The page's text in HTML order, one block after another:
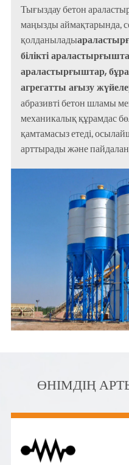
Тығыздау бетон
маңызды аймақтарында,
қолданылады
білікті
араластырғыштар,
агрегатты ағызу
абразивті бетон шламы
механикалық құрамдас
қамтамасыз етеді,
арттырады және
ӨНІМДІҢ